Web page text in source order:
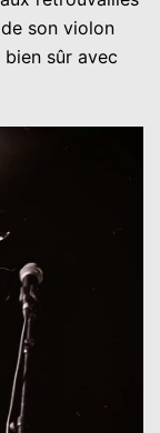
de son violon
sûr avec